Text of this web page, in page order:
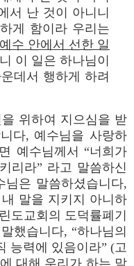
서 난 것이 아니니
게 함이라 우리는
수 안에서 선한 일
이 일은 하나님이
데서 행하게 하려
위하여 지으심을 받
다, 예수님을 사랑하
예수님께서 “너희가
리라” 라고 말씀하신
은 말씀하셨습니다,
말을 지키지 아니하
도교회의 도덕률폐기
했습니다, “하나님의
능력에 있음이라” (고
대해 우리가 하는 말